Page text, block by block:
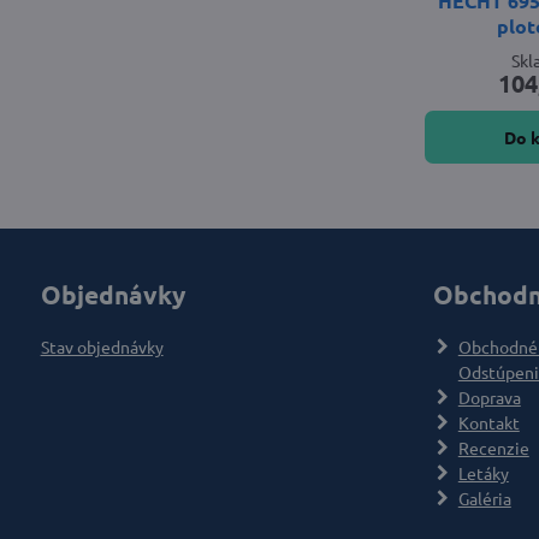
Do
Objednávky
Stav objednávky
Doprava
Kontakt
Recenzie
Letáky
Galéria